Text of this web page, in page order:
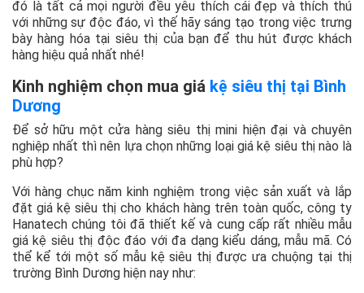
đó là tất cả mọi người đều yêu thích cái đẹp và thích thú
với những sự độc đáo, vì thế hãy sáng tạo trong việc trưng
bày hàng hóa tại siêu thị của bạn để thu hút được khách
hàng hiệu quả nhất nhé!
Kinh nghiệm chọn mua giá kệ siêu thị tại Bình
Dương
Để sở hữu một cửa hàng siêu thị mini hiện đại và chuyên
nghiệp nhất thì nên lựa chọn những loại giá kệ siêu thị nào là
phù hợp?
Với hàng chục năm kinh nghiệm trong việc sản xuất và lắp
đặt giá kệ siêu thị cho khách hàng trên toàn quốc, công ty
Hanatech chúng tôi đã thiết kế và cung cấp rất nhiều mẫu
giá kệ siêu thị độc đáo với đa dạng kiểu dáng, mẫu mã. Có
thể kể tới một số mẫu kệ siêu thị được ưa chuộng tại thị
trường Bình Dương hiện nay như: